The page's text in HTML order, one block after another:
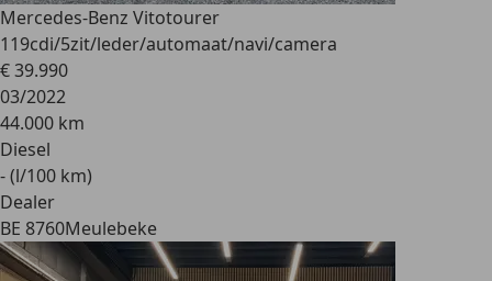
Mercedes-Benz Vitotourer
119cdi/5zit/leder/automaat/navi/camera
€ 39.990
03/2022
44.000 km
Diesel
- (l/100 km)
Dealer
BE 8760Meulebeke